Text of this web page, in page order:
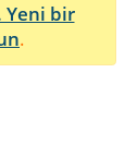
Yeni bir
.